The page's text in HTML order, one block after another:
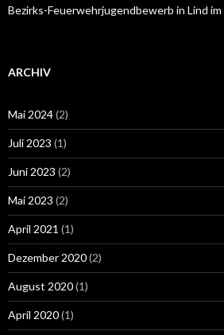
Bezirks-Feuerwehrjugendbewerb in Lind im
ARCHIV
Mai 2024(2)
Juli 2023 (1)
Juni 2023 (2)
Mai 2023 (2)
April 2021 (1)
Dezember 2020(2)
August 2020(1)
April 2020(1)